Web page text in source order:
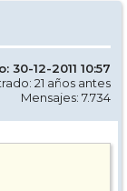
30-12-2011 10:57
21 años antes
Mensajes: 7.734